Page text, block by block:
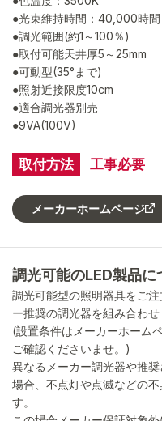
取付方法 工事必要
●光束維持時間：40,000時間
●調光範囲(約1～100％)
●取付可能天井厚5～25mm
●可動型(35°まで)
●照射近接限度10cm
●適合調光器別売
●9VA(100V)
メーカーホームページ
調光可能のLED製品に
調光可能型の照明器具をご
ー推奨の調光器を組み合わせ
(設置条件はメーカーホーム
ご確認くださいませ。)
異なるメーカー調光器や推
場合、不点灯や点滅などの
す。